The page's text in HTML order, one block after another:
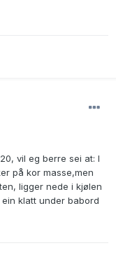
vil eg berre sei at: I
på kor masse,men
ligger nede i kjølen
klatt under babord